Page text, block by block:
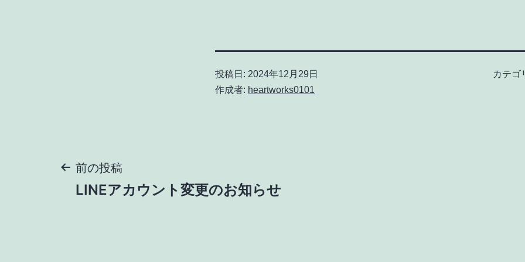
投稿日: 2024年12月29日
作成者: heartworks0101
カテゴ
投前の投稿
LINEアカウント変更のお知らせ